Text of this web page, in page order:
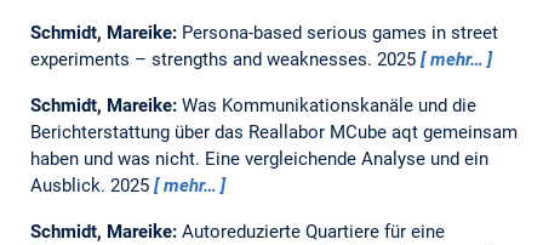
Schmidt, Mareike: Persona-based serious games in street
experiments – strengths and weaknesses. 2025 mehr…
Schmidt, Mareike: Was Kommunikationskanäle und die
Berichterstattung über das Reallabor MCube aqt gemeinsam
haben und was nicht. Eine vergleichende Analyse und ein
Ausblick. 2025 mehr…
Schmidt, Mareike: Autoreduzierte Quartiere für eine